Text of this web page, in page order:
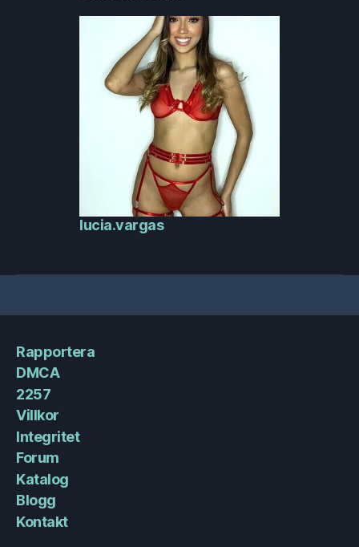
lucia.vargas
Rapportera
DMCA
2257
Villkor
Integritet
Forum
Katalog
Blogg
Kontakt